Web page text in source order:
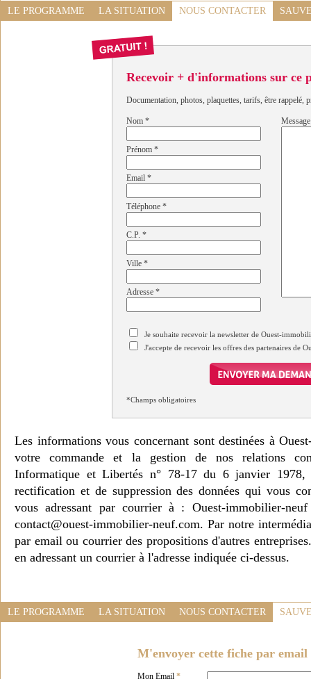
LE PROGRAMME LA SITUATION NOUS CONTACTER
Recevoir + d'informations sur ce
Documentation, photos, plaquettes, tarifs, être rappelé,
Nom *
Prénom *
Email *
Téléphone *
C.P. *
Ville *
Adresse *
Message
Je souhaite recevoir la newsletter de Ouest-
J'accepte de recevoir les offres des partenaires de
*Champs obligatoires
Les informations vous concernant sont destinées à
votre commande et la gestion de nos relations
Informatique et Libertés n° 78-17 du 6 janvier 1978,
rectification et de suppression des données qui vous
vous adressant par courrier à : Ouest-immobilier-
contact@ouest-immobilier-neuf.com. Par notre
par email ou courrier des propositions d'autres
en adressant un courrier à l'adresse indiquée ci-dessus.
LE PROGRAMME LA SITUATION NOUS CONTACTER
M'envoyer cette fiche par email
Mon Email *